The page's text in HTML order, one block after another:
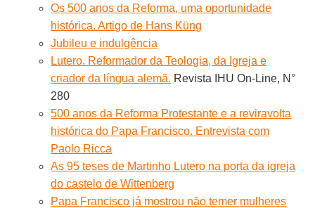
Os 500 anos da Reforma, uma oportunidade
histórica. Artigo de Hans Küng
Jubileu e indulgência
Lutero. Reformador da Teologia, da Igreja e
criador da língua alemã. Revista IHU On-Line, N°
280
500 anos da Reforma Protestante e a reviravolta
histórica do Papa Francisco. Entrevista com
Paolo Ricca
As 95 teses de Martinho Lutero na porta da igreja
do castelo de Wittenberg
Papa Francisco já mostrou não temer mulheres